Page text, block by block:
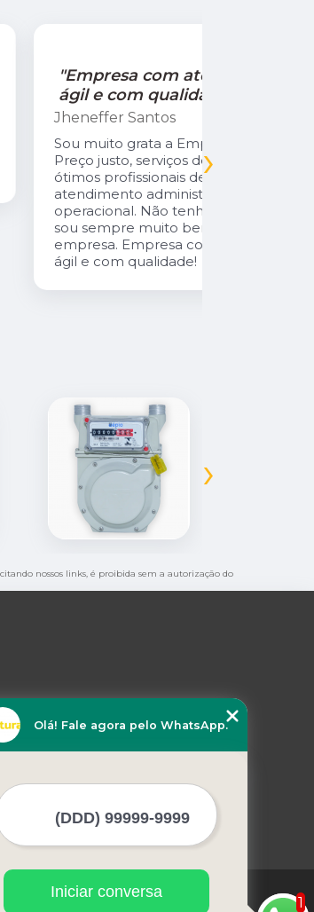
com atendimento
qualidade!"
a Empresa Natural Gás.
de qualidade,
desde o
administrativo ao
Não tenho o que reclamar,
bem atendida pela
com atendimento
›
›
nossos links, é proibida sem a autorização do
1
Olá! Fale agora pelo WhatsApp.
Iniciar conversa